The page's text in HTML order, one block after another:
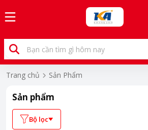
Trang chủ Sản Phẩm
Sản phẩm
Bộ lọc